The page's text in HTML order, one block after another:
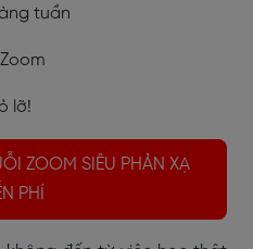
tuần
lỡ!
ZOOM SIÊU PHẢN XẠ
PHÍ